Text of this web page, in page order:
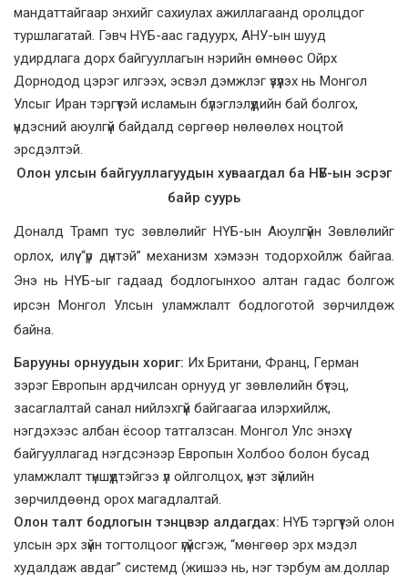
мандаттайгаар энхийг сахиулах ажиллагаанд оролцдог
туршлагатай. Гэвч НҮБ-аас гадуурх, АНУ-ын шууд
удирдлага дорх байгууллагын нэрийн өмнөөс Ойрх
Дорнодод цэрэг илгээх, эсвэл дэмжлэг үзүүлэх нь Монгол
Улсыг Иран тэргүүтэй исламын бүлэглэлүүдийн бай болгох,
үндэсний аюулгүй байдалд сөргөөр нөлөөлөх ноцтой
эрсдэлтэй.
Олон улсын байгууллагуудын хуваагдал ба НҮБ-ын эсрэг
байр суурь
Доналд Трамп тус зөвлөлийг НҮБ-ын Аюулгүйн Зөвлөлийг
орлох, илүү “үр дүнтэй” механизм хэмээн тодорхойлж байгаа.
Энэ нь НҮБ-ыг гадаад бодлогынхоо алтан гадас болгож
ирсэн Монгол Улсын уламжлалт бодлоготой зөрчилдөж
байна.
Барууны орнуудын хориг: Их Британи, Франц, Герман
зэрэг Европын ардчилсан орнууд уг зөвлөлийн бүтэц,
засаглалтай санал нийлэхгүй байгаагаа илэрхийлж,
нэгдэхээс албан ёсоор татгалзсан. Монгол Улс энэхүү
байгууллагад нэгдсэнээр Европын Холбоо болон бусад
уламжлалт түншүүдтэйгээ үл ойлголцох, үнэт зүйлийн
зөрчилдөөнд орох магадлалтай.
Олон талт бодлогын тэнцвэр алдагдах: НҮБ тэргүүтэй олон
улсын эрх зүйн тогтолцоог үгүйсгэж, “мөнгөөр эрх мэдэл
худалдаж авдаг” системд (жишээ нь, нэг тэрбум ам.доллар